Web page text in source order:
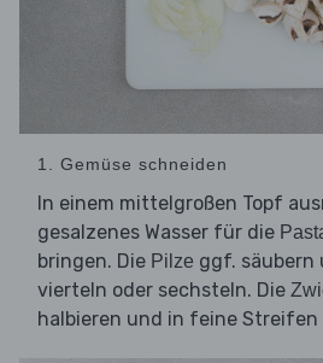
1. Gemüse schneiden
In einem mittelgroßen Topf
gesalzenes Wasser für die
bringen. Die Pilze ggf. säubern
vierteln oder sechsteln. Die
halbieren und in feine Streifen